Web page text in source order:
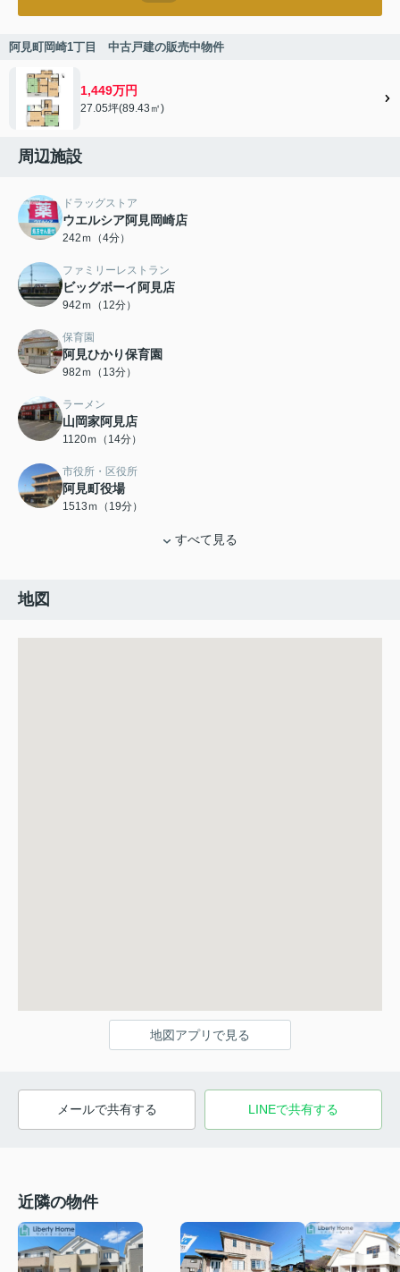
阿見町岡崎1丁目 中古戸建の販売中物件
1,449万円
27.05坪(89.43㎡)
周辺施設
ドラッグストア
ウエルシア阿見岡崎店
242ｍ（4分）
ファミリーレストラン
ビッグボーイ阿見店
942ｍ（12分）
保育園
阿見ひかり保育園
982ｍ（13分）
ラーメン
山岡家阿見店
1120ｍ（14分）
市役所・区役所
阿見町役場
1513ｍ（19分）
すべて見る
地図
地図アプリで見る
メールで共有する LINEで共有する
近隣の物件